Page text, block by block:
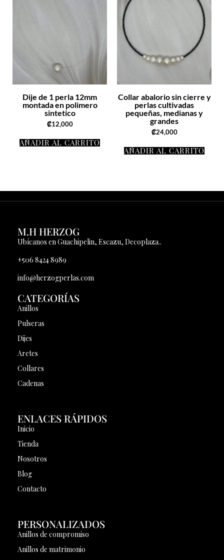
Dije de 1 perla 12mm
montada en polimero
sintetico
₡12,000
AÑADIR AL CARRITO
Collar abalorio sin cierre y
perlas cultivadas
pequeñas, medianas y
grandes
₡24,000
AÑADIR AL CARRITO
M.H HERZOG
Ubícanos en Guachipelin, Escazu, Decoplaza..
+506 8424 8989
info@herzogperlas.com
CATEGORÍAS
Anillos
Pulseras
Dijes
Aretes
Collares
Cadenas
ENLACES RÁPIDOS
Inicio
Tienda
Nosotros
Blog
Contacto
PERSONALIZADOS
Anillos de compromiso
Anillos de matrimonio